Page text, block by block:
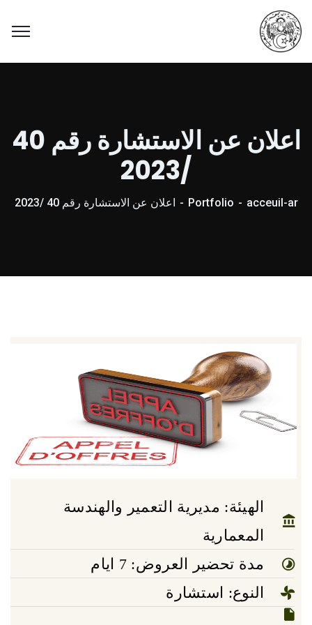
اعلان عن الاستشارة رقم 40
/2023
acceuil-ar
Portfolio اعلان عن الاستشارة رقم 40 /2023
الهيئة: مديرية التعمير والهندسة
المعمارية
مدة تحضير العروض: 7 ايام
النوع: استشارة